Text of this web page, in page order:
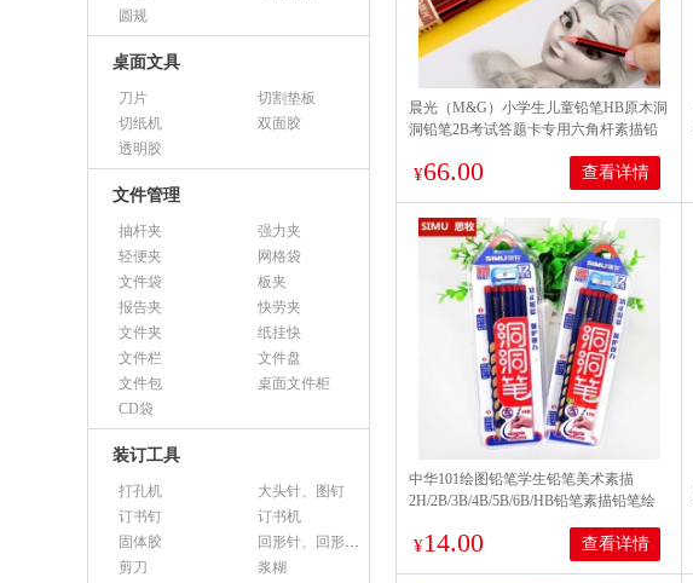
圆规
桌面文具
刀片
切割垫板
切纸机
双面胶
透明胶
文件管理
抽杆夹
强力夹
轻便夹
网格袋
文件袋
板夹
报告夹
快劳夹
文件夹
纸挂快
文件栏
文件盘
文件包
桌面文件柜
CD袋
装订工具
打孔机
大头针、图钉
订书钉
订书机
固体胶
回形针、回形针盒
剪刀
浆糊
晨光（M&G）小学生儿童铅笔HB原木洞
洞铅笔2B考试答题卡专用六角杆素描铅
深，考试涂卡专用】
¥66.00 查看详情
中华101绘图铅笔学生铅笔美术素描
2H/2B/3B/4B/5B/6B/HB铅笔素描铅笔绘
¥14.00 查看详情